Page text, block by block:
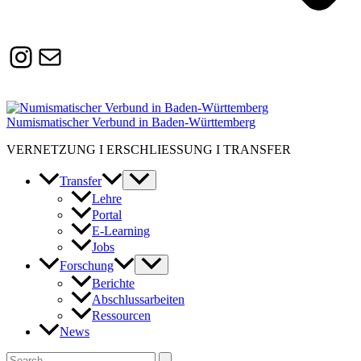
Instagram
Susanne.Boerner@zaw.uni-
heidelberg.de
Numismatischer Verbund in Baden-Württemberg
VERNETZUNG I ERSCHLIESSUNG I TRANSFER
Transfer
Lehre
Portal
E-Learning
Jobs
Forschung
Berichte
Abschlussarbeiten
Ressourcen
News